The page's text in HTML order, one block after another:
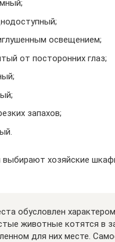
освещением;
от посторонних глаз;
запахов;
выбирают хозяйские
обусловлен
животные котятся в
для них месте.